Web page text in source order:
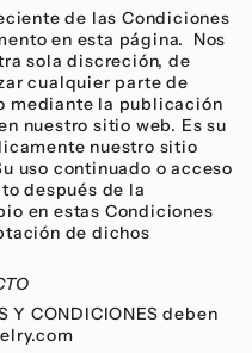
de las Condiciones
en esta página. Nos
sola discreción, de
cualquier parte de
mediante la publicación
nuestro sitio web. Es su
nuestro sitio
uso continuado o acceso
después de la
en estas Condiciones
de dichos
Y CONDICIONES deben